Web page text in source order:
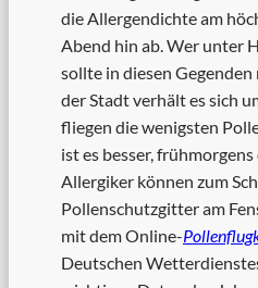
die Allergendichte am
Abend hin ab. Wer unter
sollte in diesen
der Stadt verhält es sich
fliegen die wenigsten
ist es besser,
Allergiker können zum
Pollenschutzgitter am
mit dem Online-
Deutschen